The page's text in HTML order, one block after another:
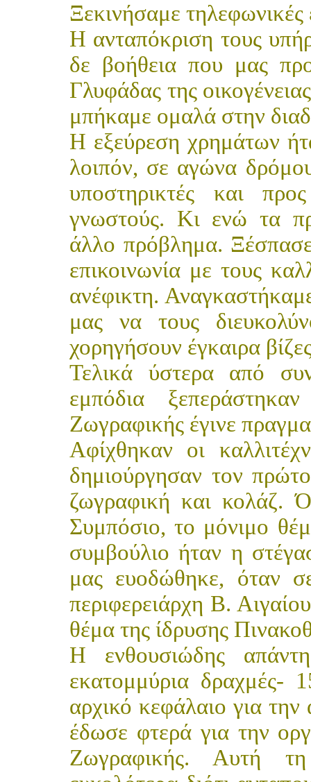
Ξεκινήσαμε τηλεφωνικές
Η ανταπόκριση τους
δε βοήθεια που μας
Γλυφάδας της
μπήκαμε ομαλά στην
Η εξεύρεση χρημάτων
λοιπόν, σε αγώνα
υποστηρικτές και
γνωστούς. Κι ενώ τα
άλλο πρόβλημα.
επικοινωνία με τους
ανέφικτη.
μας να τους
χορηγήσουν έγκαιρα
Τελικά ύστερα από
εμπόδια
Ζωγραφικής έγινε
Αφίχθηκαν οι
δημιούργησαν τον
ζωγραφική και κολάζ.
Συμπόσιο, το μόνιμο
συμβούλιο ήταν η
μας ευοδώθηκε, όταν
περιφερειάρχη Β.
θέμα της ίδρυσης
Η ενθουσιώδης
εκατομμύρια δραχμές-
αρχικό κεφάλαιο για
έδωσε φτερά για την
Ζωγραφικής. Αυτή